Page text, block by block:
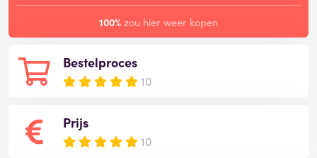
Bestelproces
10
Prijs
10
100% zou hier weer kopen